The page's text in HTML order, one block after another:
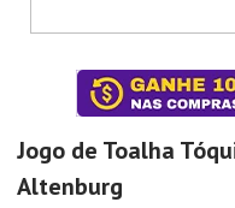
Jogo de Toalha
Altenburg
7º
Tapete
Aparelho Jantar
Xicara
10º Lixeira